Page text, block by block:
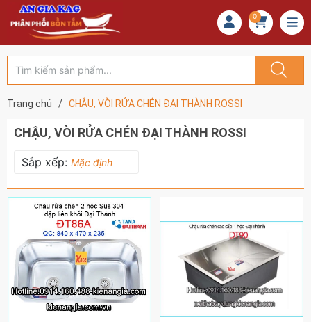
0
Trang chủ / CHẬU, VÒI RỬA CHÉN ĐẠI THÀNH ROSSI
CHẬU, VÒI RỬA CHÉN ĐẠI THÀNH ROSSI
Sắp xếp: Mặc định